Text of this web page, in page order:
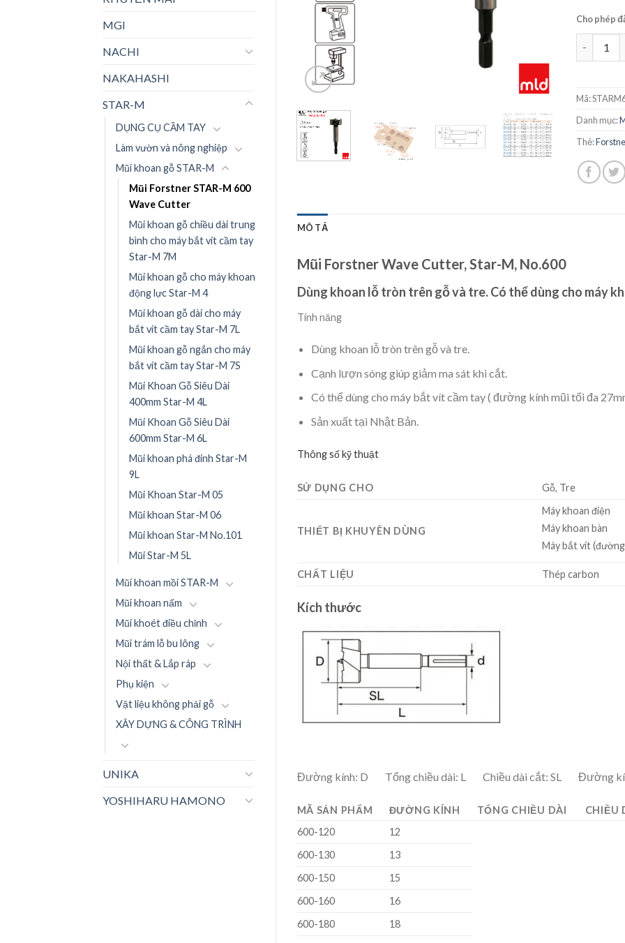
MGI
NACHI
NAKAHASHI
STAR-M
DỤNG CỤ CẦM TAY
Làm vườn và nông nghiệp
Mũi khoan gỗ STAR-M
Mũi Forstner STAR-M 600
Wave Cutter
Mũi khoan gỗ chiều dài trung
bình cho máy bắt vít cầm tay
Star-M 7M
Mũi khoan gỗ cho máy khoan
động lực Star-M 4
Mũi khoan gỗ dài cho máy
bắt vít cầm tay Star-M 7L
Mũi khoan gỗ ngắn cho máy
bắt vít cầm tay Star-M 7S
Mũi Khoan Gỗ Siêu Dài
400mm Star-M 4L
Mũi Khoan Gỗ Siêu Dài
600mm Star-M 6L
Mũi khoan phá đinh Star-M
9L
Mũi Khoan Star-M 05
Mũi khoan Star-M 06
Mũi khoan Star-M No.101
Mũi Star-M 5L
Mũi khoan mồi STAR-M
Mũi khoan nấm
Mũi khoét điều chỉnh
Mũi trám lỗ bu lông
Nội thất & Lắp ráp
Phụ kiện
Vật liệu không phải gỗ
XÂY DỰNG & CÔNG TRÌNH
UNIKA
YOSHIHARU HAMONO
Cho phép
Mũi
Mã:
Danh mục:
Thẻ:
MÔ TẢ
Mũi Forstner Wave Cutter, Star-M, No.600
Dùng khoan lỗ tròn trên gỗ và tre. Có thể dùng cho máy
Tính năng
Dùng khoan lỗ tròn trên gỗ và tre.
Cạnh lượn sóng giúp giảm ma sát khi cắt.
Có thể dùng cho máy bắt vít cầm tay ( đường kính mũi tối đa
Sản xuất tại Nhật Bản.
Thông số kỹ thuật
SỬ DỤNG CHO Gỗ, Tre
THIẾT BỊ KHUYÊN DÙNG
Máy khoan điện
Máy khoan bàn
Máy bắt vít
CHẤT LIỆU Thép carbon
Kích thước
Đường kính: D Tổng chiều dài: L Chiều dài cắt: SL Đường
MÃ SẢN PHẨM ĐƯỜNG KÍNH TỔNG CHIỀU DÀI CHIỀU
600-120
12
600-130
13
600-150
15
600-160
16
600-180
18